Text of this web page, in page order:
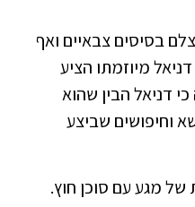
בסיסים צבאיים ואף
מיוזמתו הציע
דניאל הבין שהוא
וחיפושים שביצע